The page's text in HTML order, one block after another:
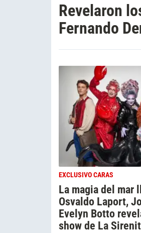
Revelaron
Fernando
EXCLUSIVO CARAS
La magia del mar
Osvaldo Laport,
Evelyn Botto
show de La